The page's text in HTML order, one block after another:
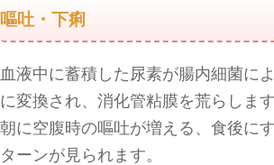
嘔吐・下痢
血液中に蓄積した尿素が腸内細菌に
に変換され、消化管粘膜を荒らします
朝に空腹時の嘔吐が増える、食後に
ターンが見られます。